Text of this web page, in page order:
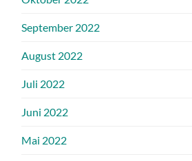
September 2022
August 2022
Juli 2022
Juni 2022
Mai 2022